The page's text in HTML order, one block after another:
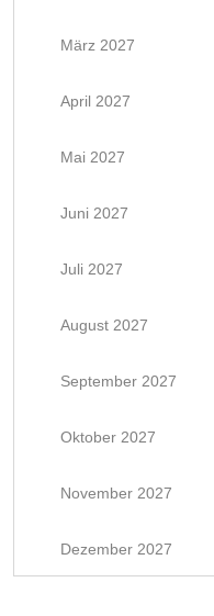
März 2027
April 2027
Mai 2027
Juni 2027
Juli 2027
August 2027
September 2027
Oktober 2027
November 2027
Dezember 2027